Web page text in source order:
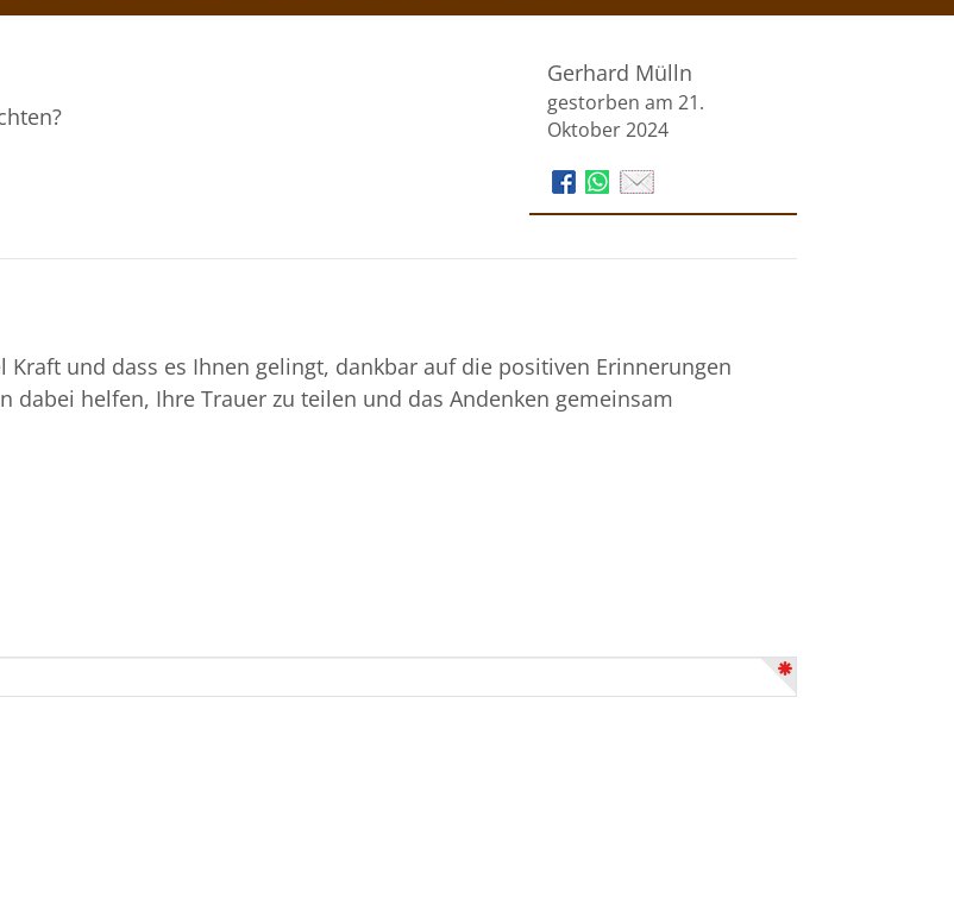
Gerhard Mülln
gestorben am 21.
Oktober 2024
und dass es Ihnen gelingt, dankbar auf die positiven Erinnerungen
dabei helfen, Ihre Trauer zu teilen und das Andenken gemeinsam